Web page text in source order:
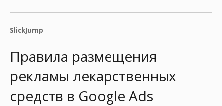
SlickJump
Правила размещения
рекламы лекарственных
средств в Google Ads